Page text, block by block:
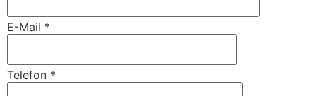
E-Mail *
Telefon *